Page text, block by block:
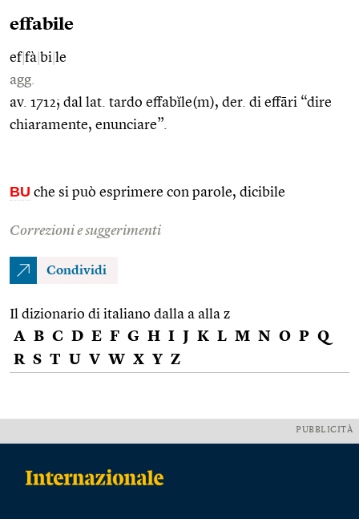
effabile
ef|fà bi le
agg.
av. 1712; dal lat. tardo effabĭle(m), der. di effāri “dire
chiaramente, enunciare”.
BU che si può esprimere con parole, dicibile
Correzioni e suggerimenti
Condividi
Il dizionario di italiano dalla a alla z
A B C D E F G H I J K L M N O P Q
R S T U V W X Y Z
PUBBLICITÀ